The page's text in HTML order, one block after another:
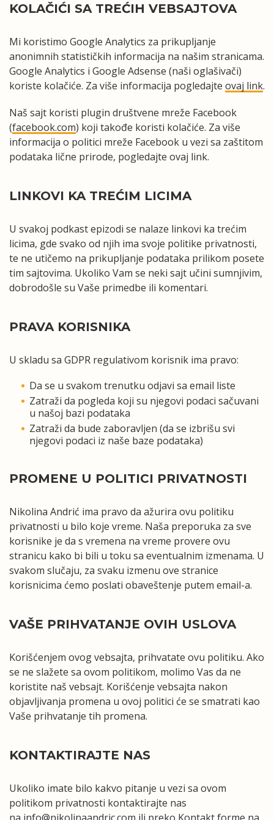
KOLAČIĆI SA TREĆIH VEBSAJTOVA
Mi koristimo Google Analytics za prikupljanje
anonimnih statističkih informacija na našim stranicama.
Google Analytics i Google Adsense (naši oglašivači)
koriste kolačiće. Za više informacija pogledajte ovaj link.
Naš sajt koristi plugin društvene mreže Facebook
(facebook.com) koji takođe koristi kolačiće. Za više
informacija o politici mreže Facebook u vezi sa zaštitom
podataka lične prirode, pogledajte ovaj link.
LINKOVI KA TREĆIM LICIMA
U svakoj podkast epizodi se nalaze linkovi ka trećim
licima, gde svako od njih ima svoje politike privatnosti,
te ne utičemo na prikupljanje podataka prilikom posete
tim sajtovima. Ukoliko Vam se neki sajt učini sumnjivim,
dobrodošle su Vaše primedbe ili komentari.
PRAVA KORISNIKA
U skladu sa GDPR regulativom korisnik ima pravo:
Da se u svakom trenutku odjavi sa email liste
Zatraži da pogleda koji su njegovi podaci sačuvani
u našoj bazi podataka
Zatraži da bude zaboravljen (da se izbrišu svi
njegovi podaci iz naše baze podataka)
PROMENE U POLITICI PRIVATNOSTI
Nikolina Andrić ima pravo da ažurira ovu politiku
privatnosti u bilo koje vreme. Naša preporuka za sve
korisnike je da s vremena na vreme provere ovu
stranicu kako bi bili u toku sa eventualnim izmenama. U
svakom slučaju, za svaku izmenu ove stranice
korisnicima ćemo poslati obaveštenje putem email-a.
VAŠE PRIHVATANJE OVIH USLOVA
Korišćenjem ovog vebsajta, prihvatate ovu politiku. Ako
se ne slažete sa ovom politikom, molimo Vas da ne
koristite naš vebsajt. Korišćenje vebsajta nakon
objavljivanja promena u ovoj politici će se smatrati kao
Vaše prihvatanje tih promena.
KONTAKTIRAJTE NAS
Ukoliko imate bilo kakvo pitanje u vezi sa ovom
politikom privatnosti kontaktirajte nas